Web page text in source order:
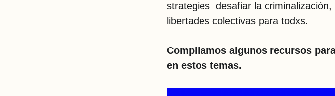
strategies desafiar la
libertades colectivas para todxs.
Compilamos algunos recursos
en estos temas.